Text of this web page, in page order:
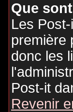
Que
Les
première
donc les
Post-it
Revenir